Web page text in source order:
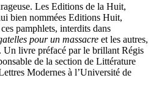
Les Editions de la Huit,
bien nommées Editions Huit,
pamphlets, interdits dans
pour un massacre et les autres,
Un livre préfacé par le brillant Régis
de la section de Littérature
Modernes à l’Université de